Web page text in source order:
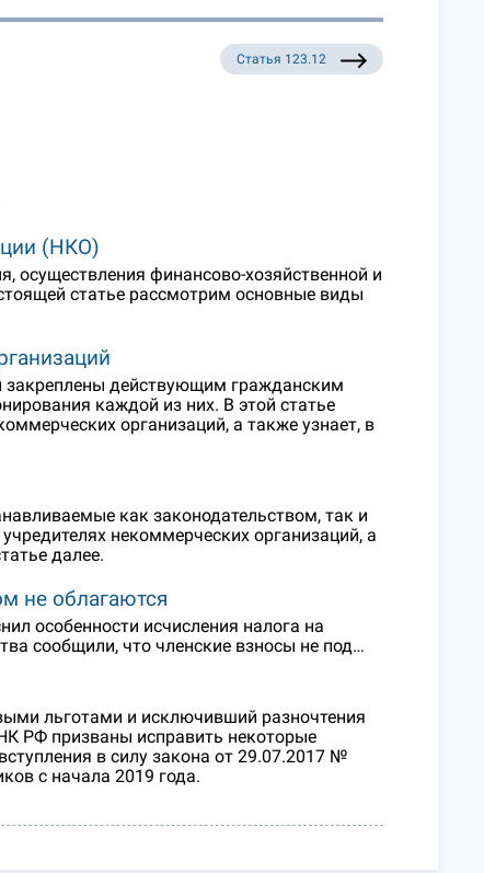
Статья 123.12
(НКО)
осуществления финансово-хозяйственной и
статье рассмотрим основные виды
закреплены действующим гражданским
каждой из них. В этой статье
организаций, а также узнает, в
как законодательством, так и
некоммерческих организаций, а
далее.
не облагаются
особенности исчисления налога на
сообщили, что членские взносы не под…
льготами и исключивший разночтения
РФ призваны исправить некоторые
в силу закона от 29.07.2017 №
с начала 2019 года.